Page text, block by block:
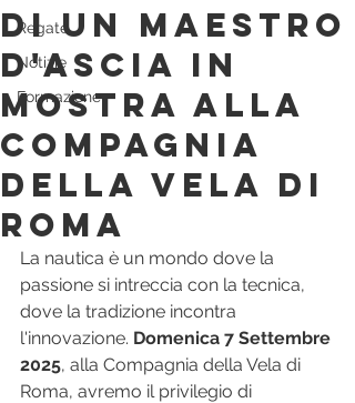
Regate
Notizie
Formazione
di un Maestro
d'Ascia in
Mostra alla
Compagnia
della Vela di
Roma
La nautica è un mondo dove la
passione si intreccia con la tecnica,
dove la tradizione incontra
l'innovazione. Domenica 7 Settembre
2025, alla Compagnia della Vela di
Roma, avremo il privilegio di